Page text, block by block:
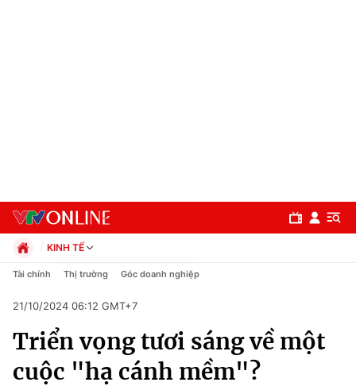
Chuyên mục
Chính trị
KINH TẾ
Chính trị
Pháp luật
Kinh tế
Thể thao
Truyền hình
Tài chính Thị trường Góc doanh nghiệp
21/10/2024 06:12 GMT+7
Triển vọng tươi sáng về một
cuộc "hạ cánh mềm"?